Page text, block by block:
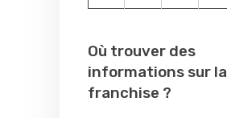
Où trouver des
informations sur la
franchise ?